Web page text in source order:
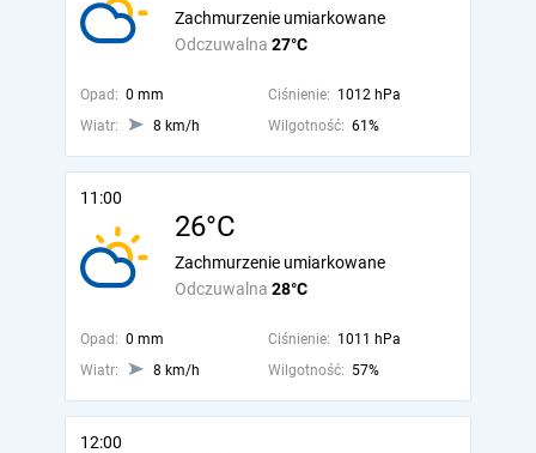
Odczuwalna 27°C
Zachmurzenie umiarkowane
Opad: 0 mm Ciśnienie: 1012 hPa
Wiatr:
8 km/h Wilgotność: 61%
11:00
26°C
Odczuwalna 28°C
Zachmurzenie umiarkowane
Opad: 0 mm Ciśnienie: 1011 hPa
Wiatr:
8 km/h Wilgotność: 57%
12:00